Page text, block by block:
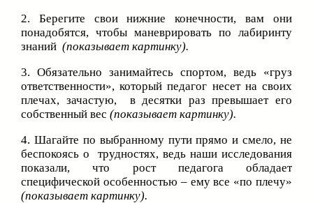
2. Берегите свои нижние конечности, вам они
понадобятся, чтобы маневрировать по лабиринту
знаний (показывает картинку).
3. Обязательно занимайтесь спортом, ведь «груз
ответственности», который педагог несет на своих
плечах, зачастую, в десятки раз превышает его
собственный вес (показывает картинку).
4. Шагайте по выбранному пути прямо и смело, не
беспокоясь о трудностях, ведь наши исследования
показали, что рост педагога обладает
специфической особенностью – ему все «по плечу»
(показывает картинку).